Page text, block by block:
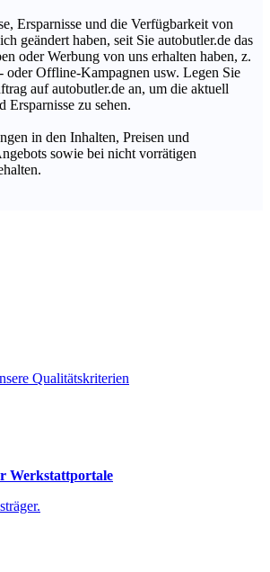
Ersparnisse und die Verfügbarkeit von
geändert haben, seit Sie autobutler.de das
oder Werbung von uns erhalten haben, z.
Offline-Kampagnen usw. Legen Sie
auf autobutler.de an, um die aktuell
Ersparnisse zu sehen.
in den Inhalten, Preisen und
sowie bei nicht vorrätigen
Qualitätskriterien
Werkstattportale